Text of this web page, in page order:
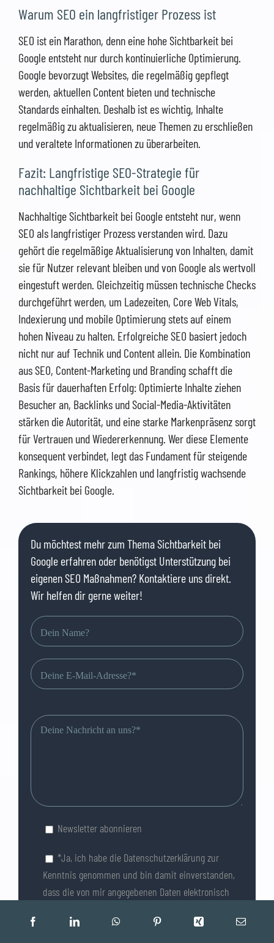
Warum SEO ein langfristiger Prozess ist
SEO ist ein Marathon, denn eine hohe Sichtbarkeit bei
Google entsteht nur durch kontinuierliche Optimierung.
Google bevorzugt Websites, die regelmäßig gepflegt
werden, aktuellen Content bieten und technische
Standards einhalten. Deshalb ist es wichtig, Inhalte
regelmäßig zu aktualisieren, neue Themen zu erschließen
und veraltete Informationen zu überarbeiten.
Fazit: Langfristige SEO-Strategie für
nachhaltige Sichtbarkeit bei Google
Nachhaltige Sichtbarkeit bei Google entsteht nur, wenn
SEO als langfristiger Prozess verstanden wird. Dazu
gehört die regelmäßige Aktualisierung von Inhalten, damit
sie für Nutzer relevant bleiben und von Google als wertvoll
eingestuft werden. Gleichzeitig müssen technische Checks
durchgeführt werden, um Ladezeiten, Core Web Vitals,
Indexierung und mobile Optimierung stets auf einem
hohen Niveau zu halten. Erfolgreiche SEO basiert jedoch
nicht nur auf Technik und Content allein. Die Kombination
aus SEO, Content-Marketing und Branding schafft die
Basis für dauerhaften Erfolg: Optimierte Inhalte ziehen
Besucher an, Backlinks und Social-Media-Aktivitäten
stärken die Autorität, und eine starke Markenpräsenz sorgt
für Vertrauen und Wiedererkennung. Wer diese Elemente
konsequent verbindet, legt das Fundament für steigende
Rankings, höhere Klickzahlen und langfristig wachsende
Sichtbarkeit bei Google.
Du möchtest mehr zum Thema Sichtbarkeit bei
Google erfahren oder benötigst Unterstützung bei
eigenen SEO Maßnahmen? Kontaktiere uns direkt.
Wir helfen dir gerne weiter!
lasse
Newsletter abonnieren
*Ja, ich habe die Datenschutzerklärungzur
Kenntnis genommen und bin damit einverstanden,
dass die von mir angegebenen Daten elektronisch
werden dabei nur streng zweckgebunden zur